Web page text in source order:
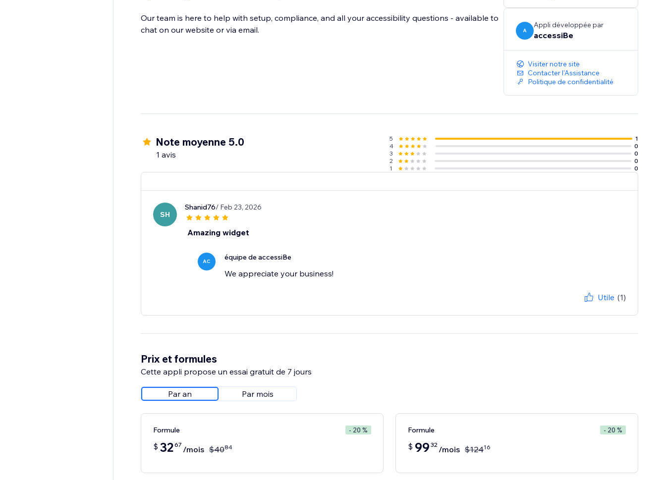
Our team is here to help with setup, compliance, and all your accessibility questions - available to
chat on our website or via email.
A
Appli développée par
accessiBe
Visiter notre site
Contacter l'Assistance
Politique de confidentialité
Note moyenne 5.0
1 avis
5
1
4
0
3
0
2
0
1
0
SH
Shanid76/ Feb 23, 2026
Amazing widget
AC équipe de accessiBe
We appreciate your business!
Utile (1)
Prix et formules
Cette appli propose un essai gratuit de 7 jours
Par an Par mois
Formule - 20 %
$ 3267 /mois $4084
Formule - 20 %
$ 99 32 /mois $12416